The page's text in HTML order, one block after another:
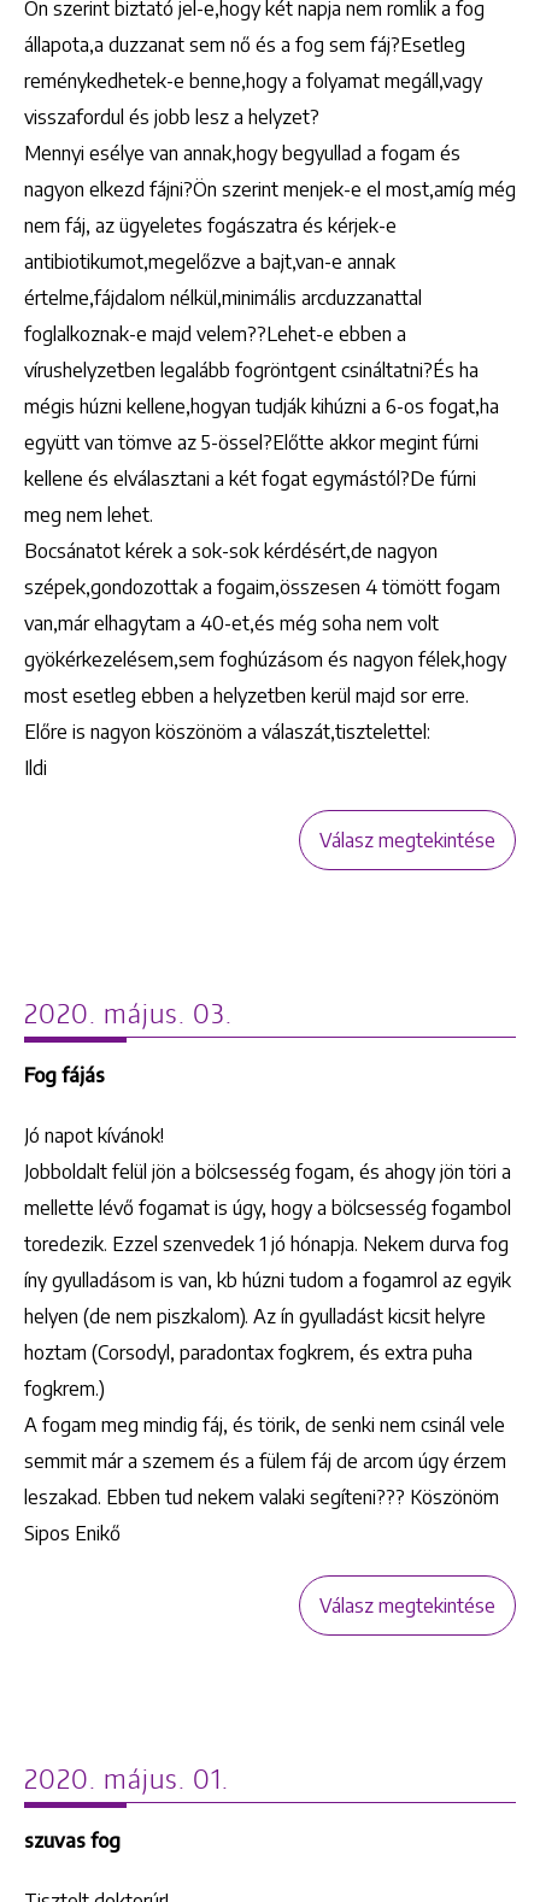
Ön szerint biztató jel-e,hogy két napja nem romlik a fog
állapota,a duzzanat sem nő és a fog sem fáj?Esetleg
reménykedhetek-e benne,hogy a folyamat megáll,vagy
visszafordul és jobb lesz a helyzet?
Mennyi esélye van annak,hogy begyullad a fogam és
nagyon elkezd fájni?Ön szerint menjek-e el most,amíg még
nem fáj, az ügyeletes fogászatra és kérjek-e
antibiotikumot,megelőzve a bajt,van-e annak
értelme,fájdalom nélkül,minimális arcduzzanattal
foglalkoznak-e majd velem??Lehet-e ebben a
vírushelyzetben legalább fogröntgent csináltatni?És ha
mégis húzni kellene,hogyan tudják kihúzni a 6-os fogat,ha
együtt van tömve az 5-össel?Előtte akkor megint fúrni
kellene és elválasztani a két fogat egymástól?De fúrni
meg nem lehet.
Bocsánatot kérek a sok-sok kérdésért,de nagyon
szépek,gondozottak a fogaim,összesen 4 tömött fogam
van,már elhagytam a 40-et,és még soha nem volt
gyökérkezelésem,sem foghúzásom és nagyon félek,hogy
most esetleg ebben a helyzetben kerül majd sor erre.
Előre is nagyon köszönöm a válaszát,tisztelettel:
Ildi
Válasz megtekintése
2020. május. 03.
Fog fájás
Jó napot kívánok!
Jobboldalt felül jön a bölcsesség fogam, és ahogy jön töri a
mellette lévő fogamat is úgy, hogy a bölcsesség fogambol
toredezik. Ezzel szenvedek 1 jó hónapja. Nekem durva fog
íny gyulladásom is van, kb húzni tudom a fogamrol az egyik
helyen (de nem piszkalom). Az ín gyulladást kicsit helyre
hoztam (Corsodyl, paradontax fogkrem, és extra puha
fogkrem.)
A fogam meg mindig fáj, és törik, de senki nem csinál vele
semmit már a szemem és a fülem fáj de arcom úgy érzem
leszakad. Ebben tud nekem valaki segíteni??? Köszönöm
Sipos Enikő
Válasz megtekintése
2020. május. 01.
szuvas fog